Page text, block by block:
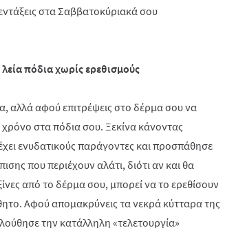
πόδια χωρίς ερεθισμούς
αλλά αφού επιτρέψεις στο δέρμα σου να
στα πόδια σου. Ξεκίνα κάνοντας
ενυδατικούς παράγοντες και προσπάθησε
που περιέχουν αλάτι, διότι αν και θα
από το δέρμα σου, μπορεί να το ερεθίσουν
Αφού απομακρύνεις τα νεκρά κύτταρα της
την κατάλληλη «τελετουργία»